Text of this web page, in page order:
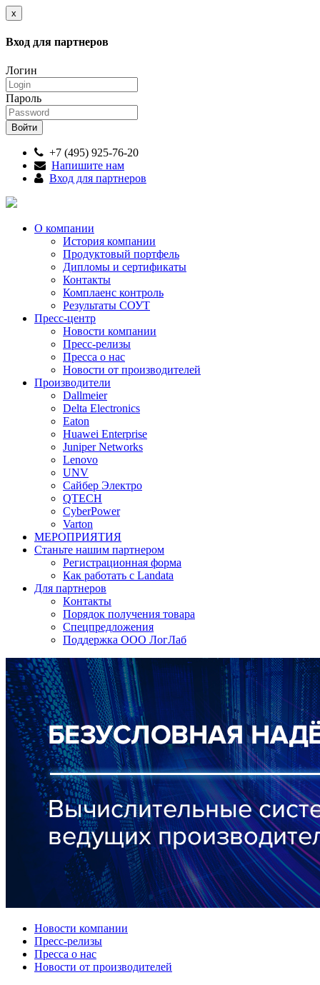
x
Вход для партнеров
Логин
Пароль
+7 (495) 925-76-20
Напишите нам
Вход для партнеров
О компании
История компании
Продуктовый портфель
Дипломы и сертификаты
Контакты
Комплаенс контроль
Результаты СОУТ
Пресс-центр
Новости компании
Пресс-релизы
Пресса о нас
Новости от производителей
Производители
Dallmeier
Delta Electronics
Eaton
Huawei Enterprise
Juniper Networks
Lenovo
UNV
Сайбер Электро
QTECH
CyberPower
Varton
МЕРОПРИЯТИЯ
Станьте нашим партнером
Регистрационная форма
Как работать с Landata
Для партнеров
Кoнтaкты
Порядок получения товара
Спецпредложения
Поддержка ООО ЛогЛаб
Новости компании
Пресс-релизы
Пресса о нас
Новости от производителей